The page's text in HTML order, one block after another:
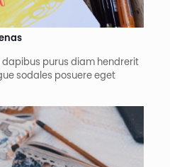
purus diam hendrerit
sodales posuere eget